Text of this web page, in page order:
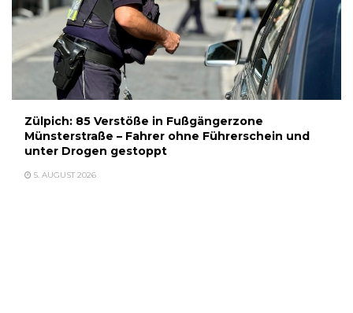
Zülpich: 85 Verstöße in Fußgängerzone
Münsterstraße – Fahrer ohne Führerschein und
unter Drogen gestoppt
5. AUGUST 2026